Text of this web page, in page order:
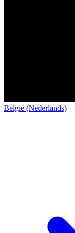
België (Nederlands)